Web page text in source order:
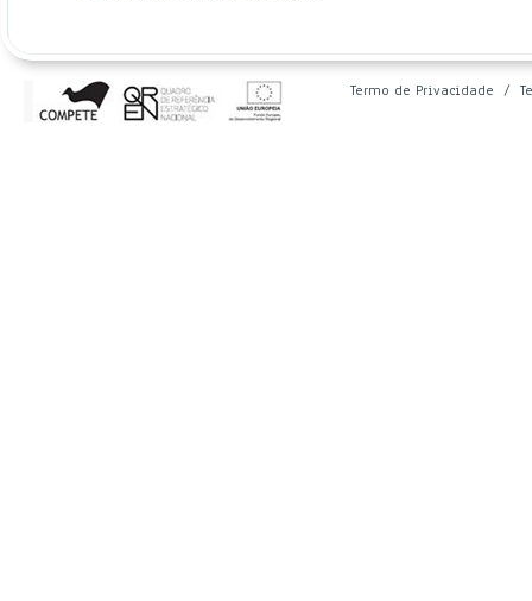
Termo de Privacidade /